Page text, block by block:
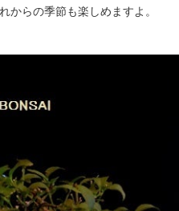
からの季節も楽しめますよ。